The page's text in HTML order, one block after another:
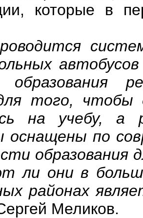
которые в
того,
на учебу, а
оснащены по
образования
ли они в
районах
Меликов.